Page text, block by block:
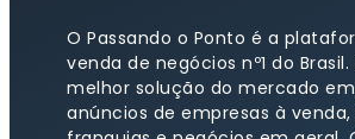
O Passando o Ponto é a
venda de negócios nº1 do
melhor solução do mercado
anúncios de empresas à